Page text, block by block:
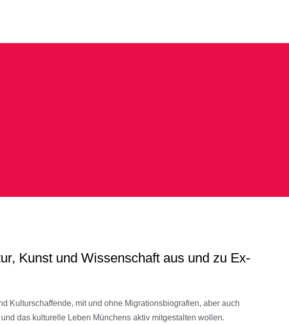
Kunst und Wissenschaft aus und zu Ex-
Kulturschaffende, mit und ohne Migrationsbiografien, aber auch
das kulturelle Leben Münchens aktiv mitgestalten wollen.